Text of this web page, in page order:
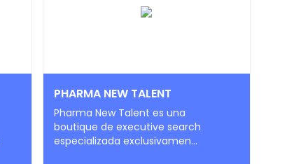
PHARMA NEW TALENT
Pharma New Talent es una
boutique de executive search
especializada exclusivamen...